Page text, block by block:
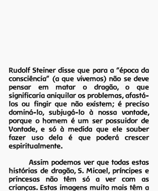
Rudolf Steiner disse que para a “época da
consciência” (a que vivemos) não se deve
pensar em matar o dragão, o que
significaria aniquilar os problemas, afastá-
los ou fingir que não existem; é preciso
dominá-lo, subjugá-lo à nossa vontade,
porque o homem é um ser possuidor de
Vontade, e só à medida que ele souber
fazer uso dela é que poderá crescer
espiritualmente.
	Assim podemos ver que todas estas
histórias de dragão, S. Micael, príncipes e
princesas não têm só a ver com as
crianças. Estas imagens muito mais têm a